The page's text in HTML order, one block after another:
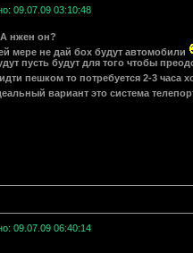
09.07.09 03:10:48
нжен он?
мере не дай бох будут автомобили
пусть будут для того чтобы
пешком то потребуется 2-3 часа
вариант это система
09.07.09 06:40:14